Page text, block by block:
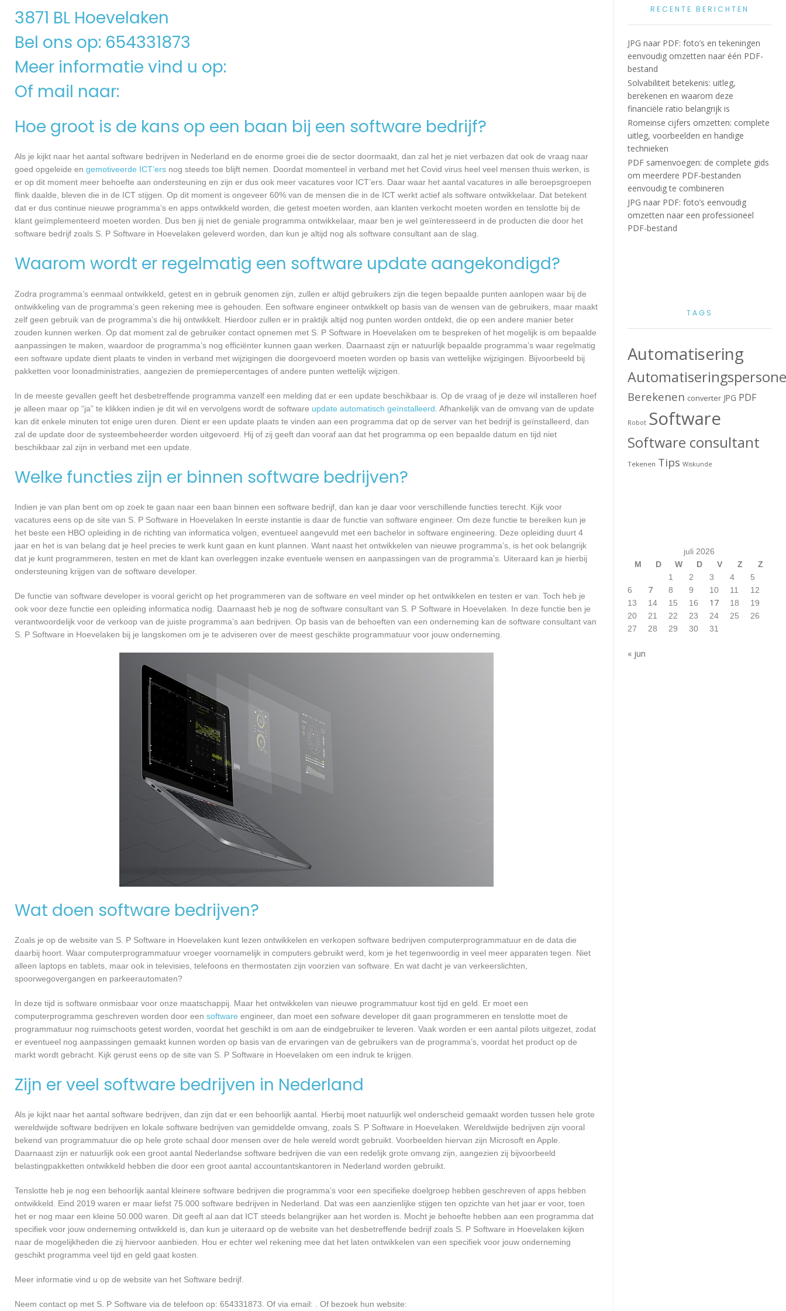
3871 BL Hoevelaken
Bel ons op: 654331873
Meer informatie vind u op:
Of mail naar:
Hoe groot is de kans op een baan bij een software bedrijf?
Als je kijkt naar het aantal software bedrijven in Nederland en de enorme groei die de sector doormaakt, dan zal het je niet verbazen dat ook de vraag naar
goed opgeleide en gemotiveerde ICT’ers nog steeds toe blijft nemen. Doordat momenteel in verband met het Covid virus heel veel mensen thuis werken, is
er op dit moment meer behoefte aan ondersteuning en zijn er dus ook meer vacatures voor ICT’ers. Daar waar het aantal vacatures in alle beroepsgroepen
flink daalde, bleven die in de ICT stijgen. Op dit moment is ongeveer 60% van de mensen die in de ICT werkt actief als software ontwikkelaar. Dat betekent
dat er dus continue nieuwe programma’s en apps ontwikkeld worden, die getest moeten worden, aan klanten verkocht moeten worden en tenslotte bij de
klant geïmplementeerd moeten worden. Dus ben jij niet de geniale programma ontwikkelaar, maar ben je wel geïnteresseerd in de producten die door het
software bedrijf zoals S. P Software in Hoevelaken geleverd worden, dan kun je altijd nog als software consultant aan de slag.
Waarom wordt er regelmatig een software update aangekondigd?
Zodra programma’s eenmaal ontwikkeld, getest en in gebruik genomen zijn, zullen er altijd gebruikers zijn die tegen bepaalde punten aanlopen waar bij de
ontwikkeling van de programma’s geen rekening mee is gehouden. Een software engineer ontwikkelt op basis van de wensen van de gebruikers, maar maakt
zelf geen gebruik van de programma’s die hij ontwikkelt. Hierdoor zullen er in praktijk altijd nog punten worden ontdekt, die op een andere manier beter
zouden kunnen werken. Op dat moment zal de gebruiker contact opnemen met S. P Software in Hoevelaken om te bespreken of het mogelijk is om bepaalde
aanpassingen te maken, waardoor de programma’s nog efficiënter kunnen gaan werken. Daarnaast zijn er natuurlijk bepaalde programma’s waar regelmatig
een software update dient plaats te vinden in verband met wijzigingen die doorgevoerd moeten worden op basis van wettelijke wijzigingen. Bijvoorbeeld bij
pakketten voor loonadministraties, aangezien de premiepercentages of andere punten wettelijk wijzigen.
In de meeste gevallen geeft het desbetreffende programma vanzelf een melding dat er een update beschikbaar is. Op de vraag of je deze wil installeren hoef
je alleen maar op “ja” te klikken indien je dit wil en vervolgens wordt de software update automatisch geïnstalleerd . Afhankelijk van de omvang van de update
kan dit enkele minuten tot enige uren duren. Dient er een update plaats te vinden aan een programma dat op de server van het bedrijf is geïnstalleerd, dan
zal de update door de systeembeheerder worden uitgevoerd. Hij of zij geeft dan vooraf aan dat het programma op een bepaalde datum en tijd niet
beschikbaar zal zijn in verband met een update.
Welke functies zijn er binnen software bedrijven?
Indien je van plan bent om op zoek te gaan naar een baan binnen een software bedrijf, dan kan je daar voor verschillende functies terecht. Kijk voor
vacatures eens op de site van S. P Software in Hoevelaken In eerste instantie is daar de functie van software engineer. Om deze functie te bereiken kun je
het beste een HBO opleiding in de richting van informatica volgen, eventueel aangevuld met een bachelor in software engineering. Deze opleiding duurt 4
jaar en het is van belang dat je heel precies te werk kunt gaan en kunt plannen. Want naast het ontwikkelen van nieuwe programma’s, is het ook belangrijk
dat je kunt programmeren, testen en met de klant kan overleggen inzake eventuele wensen en aanpassingen van de programma’s. Uiteraard kan je hierbij
ondersteuning krijgen van de software developer.
De functie van software developer is vooral gericht op het programmeren van de software en veel minder op het ontwikkelen en testen er van. Toch heb je
ook voor deze functie een opleiding informatica nodig. Daarnaast heb je nog de software consultant van S. P Software in Hoevelaken. In deze functie ben je
verantwoordelijk voor de verkoop van de juiste programma’s aan bedrijven. Op basis van de behoeften van een onderneming kan de software consultant van
S. P Software in Hoevelaken bij je langskomen om je te adviseren over de meest geschikte programmatuur voor jouw onderneming.
Wat doen software bedrijven?
Zoals je op de website van S. P Software in Hoevelaken kunt lezen ontwikkelen en verkopen software bedrijven computerprogrammatuur en de data die
daarbij hoort. Waar computerprogrammatuur vroeger voornamelijk in computers gebruikt werd, kom je het tegenwoordig in veel meer apparaten tegen. Niet
alleen laptops en tablets, maar ook in televisies, telefoons en thermostaten zijn voorzien van software. En wat dacht je van verkeerslichten,
spoorwegovergangen en parkeerautomaten?
In deze tijd is software onmisbaar voor onze maatschappij. Maar het ontwikkelen van nieuwe programmatuur kost tijd en geld. Er moet een
computerprogramma geschreven worden door een software engineer, dan moet een sofware developer dit gaan programmeren en tenslotte moet de
programmatuur nog ruimschoots getest worden, voordat het geschikt is om aan de eindgebruiker te leveren. Vaak worden er een aantal pilots uitgezet, zodat
er eventueel nog aanpassingen gemaakt kunnen worden op basis van de ervaringen van de gebruikers van de programma’s, voordat het product op de
markt wordt gebracht. Kijk gerust eens op de site van S. P Software in Hoevelaken om een indruk te krijgen.
Zijn er veel software bedrijven in Nederland
Als je kijkt naar het aantal software bedrijven, dan zijn dat er een behoorlijk aantal. Hierbij moet natuurlijk wel onderscheid gemaakt worden tussen hele grote
wereldwijde software bedrijven en lokale software bedrijven van gemiddelde omvang, zoals S. P Software in Hoevelaken. Wereldwijde bedrijven zijn vooral
bekend van programmatuur die op hele grote schaal door mensen over de hele wereld wordt gebruikt. Voorbeelden hiervan zijn Microsoft en Apple.
Daarnaast zijn er natuurlijk ook een groot aantal Nederlandse software bedrijven die van een redelijk grote omvang zijn, aangezien zij bijvoorbeeld
belastingpakketten ontwikkeld hebben die door een groot aantal accountantskantoren in Nederland worden gebruikt.
Tenslotte heb je nog een behoorlijk aantal kleinere software bedrijven die programma’s voor een specifieke doelgroep hebben geschreven of apps hebben
ontwikkeld. Eind 2019 waren er maar liefst 75.000 software bedrijven in Nederland. Dat was een aanzienlijke stijgen ten opzichte van het jaar er voor, toen
het er nog maar een kleine 50.000 waren. Dit geeft al aan dat ICT steeds belangrijker aan het worden is. Mocht je behoefte hebben aan een programma dat
specifiek voor jouw onderneming ontwikkeld is, dan kun je uiteraard op de website van het desbetreffende bedrijf zoals S. P Software in Hoevelaken kijken
naar de mogelijkheden die zij hiervoor aanbieden. Hou er echter wel rekening mee dat het laten ontwikkelen van een specifiek voor jouw onderneming
geschikt programma veel tijd en geld gaat kosten.
Meer informatie vind u op de website van het Software bedrijf.
Neem contact op met S. P Software via de telefoon op: 654331873. Of via email: . Of bezoek hun website:
RECENTE BERICHTEN
JPG naar PDF: foto’s en tekeningen
eenvoudig omzetten naar één PDF-
bestand
Solvabiliteit betekenis: uitleg,
berekenen en waarom deze
financiële ratio belangrijk is
Romeinse cijfers omzetten: complete
uitleg, voorbeelden en handige
technieken
PDF samenvoegen: de complete gids
om meerdere PDF-bestanden
eenvoudig te combineren
JPG naar PDF: foto’s eenvoudig
omzetten naar een professioneel
PDF-bestand
TAGS
Automatisering
Berekenen converter JPG PDF
Robot Software
Software consultant
Tekenen Tips Wiskunde
juli 2026
M
D W D V Z
Z
1
2 3 4
5
6
7 8 9 10 11
12
13
14 15 16 17 18
19
20
21 22 23 24 25
26
27
28 29 30 31
« jun